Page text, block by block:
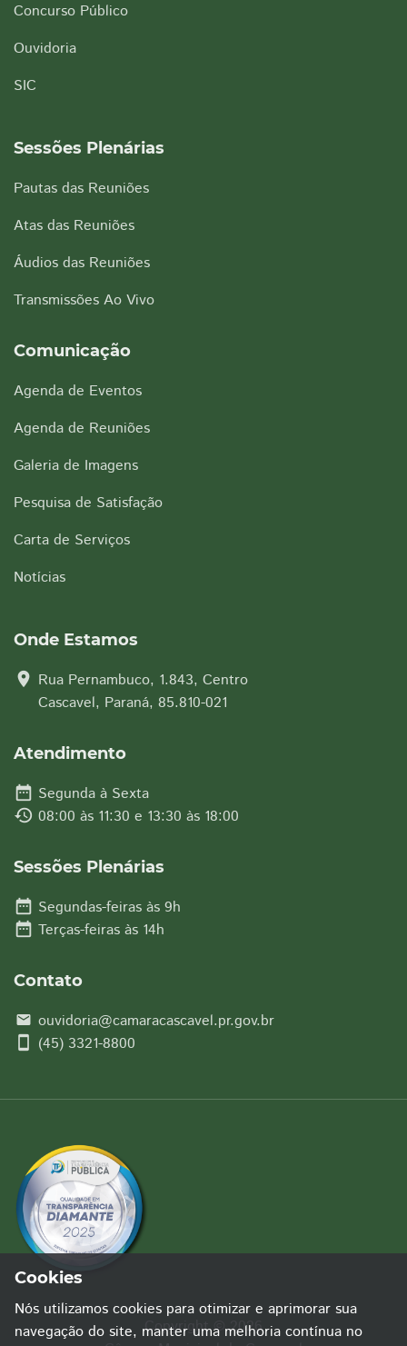
Concurso Público
Ouvidoria
SIC
Sessões Plenárias
Pautas das Reuniões
Atas das Reuniões
Áudios das Reuniões
Transmissões Ao Vivo
Comunicação
Agenda de Eventos
Agenda de Reuniões
Galeria de Imagens
Pesquisa de Satisfação
Carta de Serviços
Notícias
Onde Estamos
location_on Rua Pernambuco, 1.843, Centro
Cascavel, Paraná, 85.810-021
Atendimento
date_range Segunda à Sexta
history 08:00 às 11:30 e 13:30 às 18:00
Sessões Plenárias
date_range Segundas-feiras às 9h
date_range Terças-feiras às 14h
Contato
email ouvidoria@camaracascavel.pr.gov.br
smartphone (45) 3321-8800
Copyright © 2026
Cookies
Nós utilizamos cookies para otimizar e aprimorar sua
navegação do site, manter uma melhoria contínua no